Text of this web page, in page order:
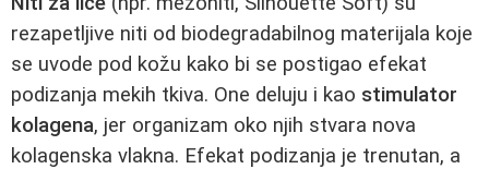
rezapetljive niti od biodegradabilnog materijala koje
se uvode pod kožu kako bi se postigao efekat
podizanja mekih tkiva. One deluju i kao stimulator
kolagena, jer organizam oko njih stvara nova
kolagenska vlakna. Efekat podizanja je trenutan, a